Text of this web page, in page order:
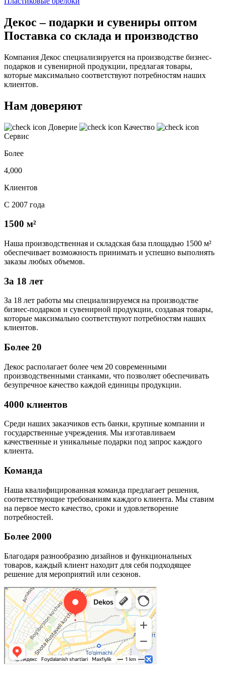
Декос – подарки и сувениры оптом
Поставка со склада и производство
Компания Декос специализируется на производстве бизнес-
подарков и сувенирной продукции, предлагая товары,
которые максимально соответствуют потребностям наших
клиентов.
Нам доверяют
Доверие
Качество
Сервис
Более
4,000
Клиентов
С 2007 года
1500 м²
Наша производственная и складская база площадью 1500 м²
обеспечивает возможность принимать и успешно выполнять
заказы любых объемов.
За 18 лет
За 18 лет работы мы специализируемся на производстве
бизнес-подарков и сувенирной продукции, создавая товары,
которые максимально соответствуют потребностям наших
клиентов.
Более 20
Декос располагает более чем 20 современными
производственными станками, что позволяет обеспечивать
безупречное качество каждой единицы продукции.
4000 клиентов
Среди наших заказчиков есть банки, крупные компании и
государственные учреждения. Мы изготавливаем
качественные и уникальные подарки под запрос каждого
клиента.
Команда
Наша квалифицированная команда предлагает решения,
соответствующие требованиям каждого клиента. Мы ставим
на первое место качество, сроки и удовлетворение
потребностей.
Более 2000
Благодаря разнообразию дизайнов и функциональных
товаров, каждый клиент находит для себя подходящее
решение для мероприятий или сезонов.